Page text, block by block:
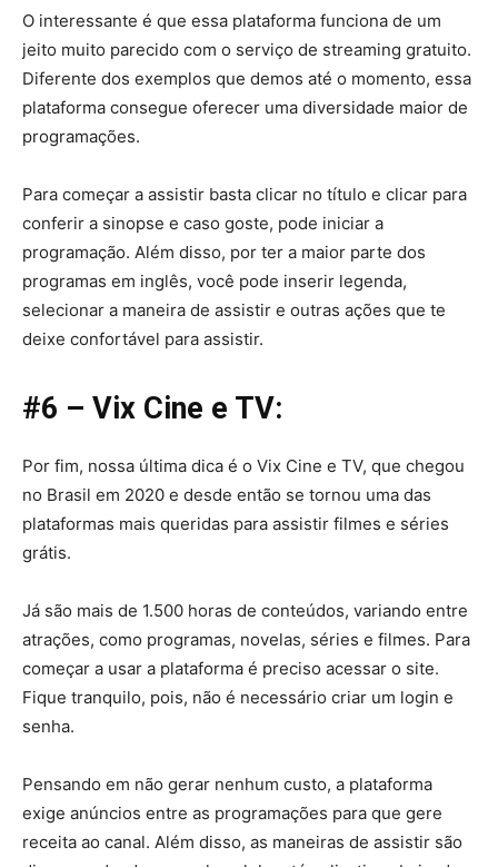
O interessante é que essa plataforma funciona de um
jeito muito parecido com o serviço de streaming gratuito.
Diferente dos exemplos que demos até o momento, essa
plataforma consegue oferecer uma diversidade maior de
programações.
Para começar a assistir basta clicar no título e clicar para
conferir a sinopse e caso goste, pode iniciar a
programação. Além disso, por ter a maior parte dos
programas em inglês, você pode inserir legenda,
selecionar a maneira de assistir e outras ações que te
deixe confortável para assistir.
#6 – Vix Cine e TV:
Por fim, nossa última dica é o Vix Cine e TV, que chegou
no Brasil em 2020 e desde então se tornou uma das
plataformas mais queridas para assistir filmes e séries
grátis.
Já são mais de 1.500 horas de conteúdos, variando entre
atrações, como programas, novelas, séries e filmes. Para
começar a usar a plataforma é preciso acessar o site.
Fique tranquilo, pois, não é necessário criar um login e
senha.
Pensando em não gerar nenhum custo, a plataforma
exige anúncios entre as programações para que gere
receita ao canal. Além disso, as maneiras de assistir são